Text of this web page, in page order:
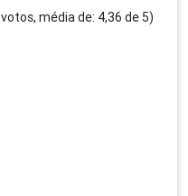
votos, média de: 4,36 de 5)